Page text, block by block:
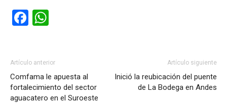
Facebook
Artículo anterior
Comfama le apuesta al
fortalecimiento del sector
aguacatero en el Suroeste
Artículo siguiente
Inició la reubicación del puente
de La Bodega en Andes